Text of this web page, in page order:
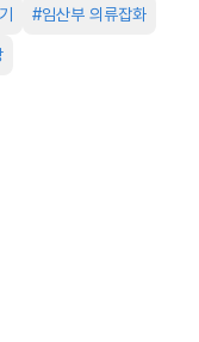
#임산부 의류잡화